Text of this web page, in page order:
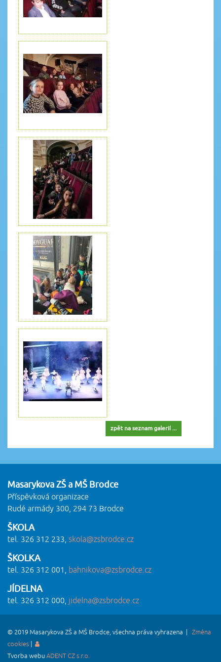
zpět na seznam galerií ...
Masarykova ZŠ a MŠ Brodce
Příspěvková organizace
Rudé armády 300, 294 73 Brodce
ŠKOLA
tel. 326 312 233, skola@zsbrodce.cz
ŠKOLKA
tel. 326 312 001, bahnikova@zsbrodce.cz
JÍDELNA
tel. 326 312 000, jidelna@zsbrodce.cz
© 2019 Masarykova ZŠ a MŠ Brodce, všechna práva vyhrazena | Změna
cookies
Tvorba webuADENT CZ s.r.o.